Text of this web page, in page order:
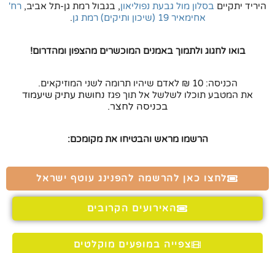
היריד יתקיים בסלון מול גבעת נפוליאון, בגבול רמת גן-תל אביב, רח'
אחימאיר 19 (שיכון ותיקים) רמת גן
.
בואו לחגוג ולתמוך באמנים המוכשרים מהצפון ומהדרום!
הכניסה: 10 ₪ לאדם שיהיו תרומה לשני המוזיקאים.
את המטבע תוכלו לשלשל אל תוך פגז נחושת עתיק שיעמוד
בכניסה לחצר.
הרשמו מראש והבטיחו את מקומכם:
לחצו כאן להרשמה להפנינג עוטף ישראל
האירועים הקרובים
צפייה במופעים מוקלטים